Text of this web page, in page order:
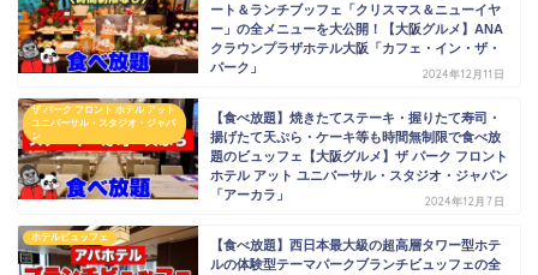
ート＆ランチブッフェ「クリスマス＆ニューイヤ
ー」の全メニューを大公開！【大阪グルメ】ANA
クラウンプラザホテル大阪「カフェ・イン・ザ・
パーク」
2024年12月11日
ザ パーク フロント ホテル アット
ユニバーサル・スタジオ・ジャパ
ン
【食べ放題】焼きたてステーキ・握りたて寿司・
揚げたて天ぷら・ケーキ等も時間無制限で食べ放
題のビュッフェ【大阪グルメ】ザ パーク フロント
ホテル アット ユニバーサル・スタジオ・ジャパン
「アーカラ」
2024年12月7日
ホテルビュッフェ
【食べ放題】西日本最大級の超高層タワー型ホテ
ルの体験型テーマパークブランチビュッフェの全